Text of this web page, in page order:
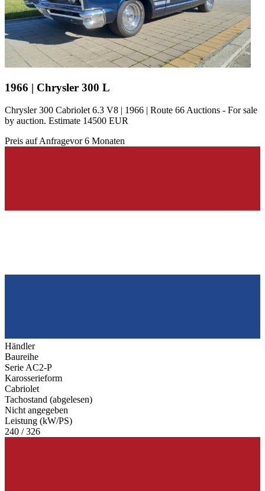
1966 | Chrysler 300 L
Chrysler 300 Cabriolet 6.3 V8 | 1966 | Route 66 Auctions - For sale
by auction. Estimate 14500 EUR
Preis auf Anfragevor 6 Monaten
Händler
Baureihe
Serie AC2-P
Karosserieform
Cabriolet
Tachostand (abgelesen)
Nicht angegeben
Leistung (kW/PS)
240 / 326